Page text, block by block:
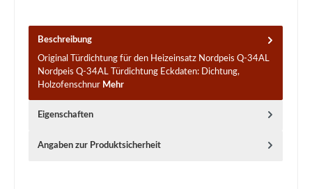
Beschreibung
Original Türdichtung für den Heizeinsatz Nordpeis Q-34AL
Nordpeis Q-34AL Türdichtung Eckdaten: Dichtung,
Holzofenschnur Mehr
Eigenschaften
Angaben zur Produktsicherheit